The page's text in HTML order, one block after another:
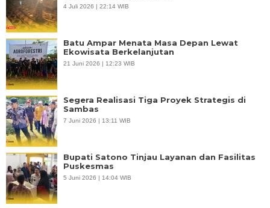
4 Juli 2026 | 22:14 WIB
Batu Ampar Menata Masa Depan Lewat
Ekowisata Berkelanjutan
21 Juni 2026 | 12:23 WIB
Segera Realisasi Tiga Proyek Strategis di
Sambas
7 Juni 2026 | 13:11 WIB
Bupati Satono Tinjau Layanan dan Fasilitas
Puskesmas
5 Juni 2026 | 14:04 WIB